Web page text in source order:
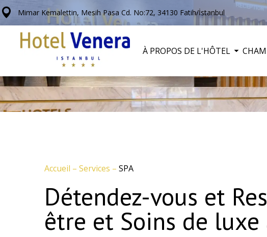
Mimar Kemalettin, Mesih Pasa Cd. No:72, 34130 Fatih/İstanbul
À PROPOS DE L'HÔTEL
Accueil – Services – SPA
Détendez-vous et
être et Soins de